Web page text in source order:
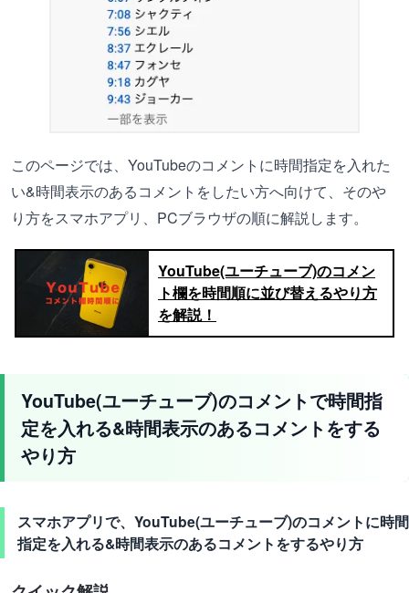
このページでは、YouTubeのコメントに時間指定を入れた
い&時間表示のあるコメントをしたい方へ向けて、そのや
り方をスマホアプリ、PCブラウザの順に解説します。
YouTube(ユーチューブ)のコメン
ト欄を時間順に並び替えるやり方
を解説！
YouTube(ユーチューブ)のコメントで時間指
定を入れる&時間表示のあるコメントをする
やり方
スマホアプリで、YouTube(ユーチューブ)のコメントに時間
指定を入れる&時間表示のあるコメントをするやり方